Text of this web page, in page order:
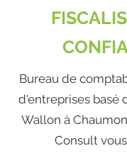
Bureau de
d'entreprises basé
Wallon à
Consult